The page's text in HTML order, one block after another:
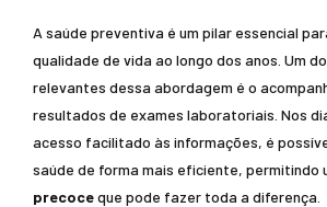
A saúde preventiva é um pilar essencial
qualidade de vida ao longo dos anos. Um
relevantes dessa abordagem é o
resultados de exames laboratoriais. Nos
acesso facilitado às informações, é
saúde de forma mais eficiente, permitindo
precoceque pode fazer toda a diferença.